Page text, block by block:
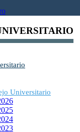
Universitario